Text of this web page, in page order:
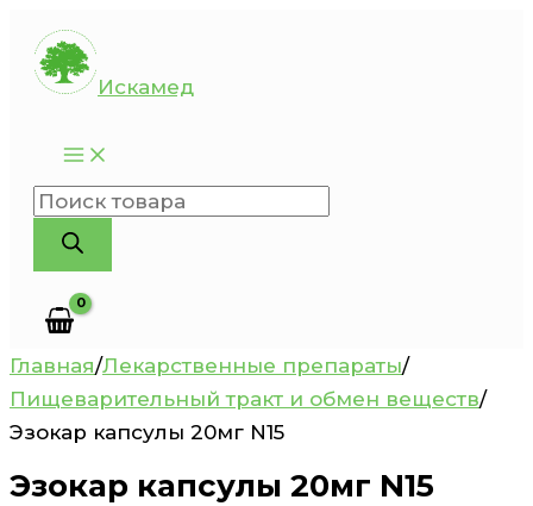
Перейти
содержимому
Искамед
Поиск
товаров
Главная/Лекарственные препараты/
Пищеварительный тракт и обмен веществ/
Эзокар капсулы 20мг N15
Эзокар капсулы 20мг N15